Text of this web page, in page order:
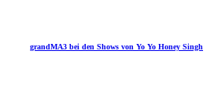
grandMA3 bei den Shows von Yo Yo Honey Singh